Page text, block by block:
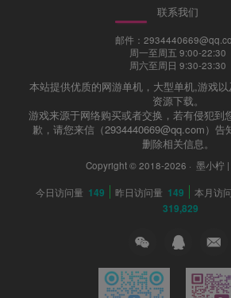
联系我们
邮件：
周一至周五 9:00-22:30
周六至周日 9:30-23:30
本站提供优质的网游单机，大型单机,游戏
资源下载。
游戏来源于网络购买或者交换，若有侵犯到
歉，请您来信（2934440669@qq.com）告
删除相关信息。
Copyright © 2018-2026 · 墨小柠
今日访问量 149 昨日访问量 149 本月访
319,829